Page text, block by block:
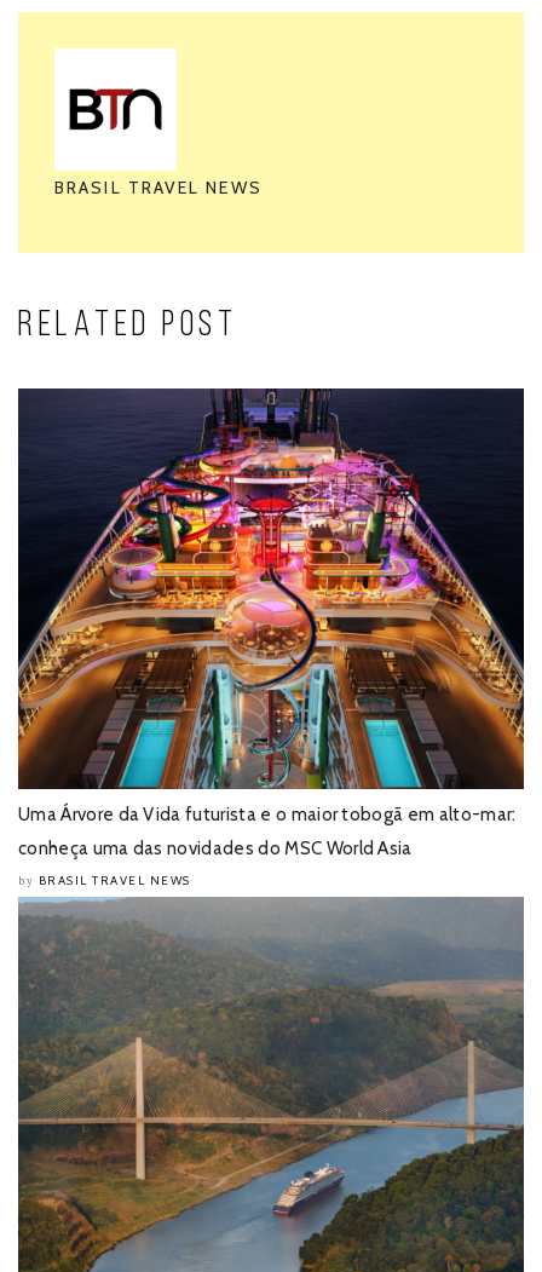
BRASIL TRAVEL NEWS
RELATED POST
Uma Árvore da Vida futurista e o maior tobogã em alto-mar:
conheça uma das novidades do MSC World Asia
by BRASIL TRAVEL NEWS